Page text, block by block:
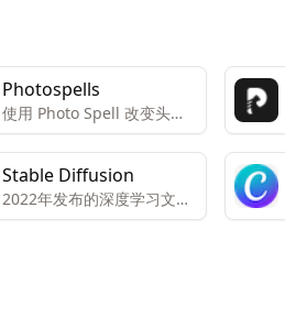
Photospells
使用 Photo Spell 改变头发
颜色、服装和风格
Stable Diffusion
2022年发布的深度学习文本
到图像模型，主要用于生成